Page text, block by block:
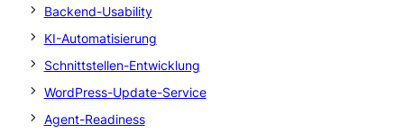
Backend-Usability
KI-Automatisierung
Schnittstellen-Entwicklung
WordPress-Update-Service
Agent-Readiness